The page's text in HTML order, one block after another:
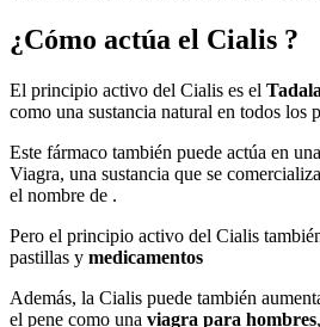
¿Cómo actúa el Cialis ?
El principio activo del Cialis es el
como una sustancia natural en todos los
Este fármaco también puede actúa en
Viagra, una sustancia que se
el nombre de .
Pero el principio activo del Cialis
pastillas y medicamentos
Además, la Cialis puede también
el pene como una viagra para hombres